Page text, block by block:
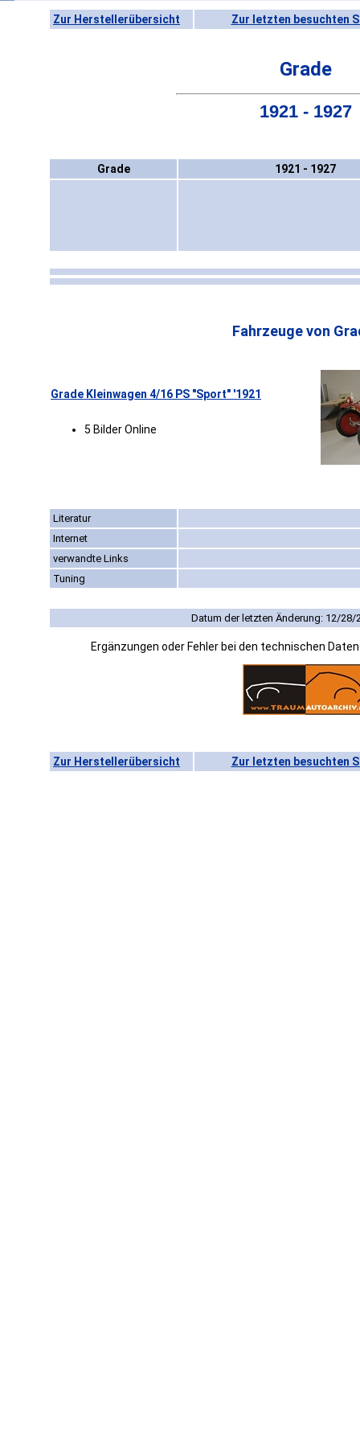
Zur Herstellerübersicht Zur letzten besuchten
Grade
1921 - 1927
Grade 1921 - 1927
Fahrzeuge von
Grade Kleinwagen 4/16 PS "Sport" '1921
5 Bilder Online
Literatur
Internet
verwandte Links
Tuning
Datum der letzten Änderung: 12/28/
Ergänzungen oder Fehler bei den technischen
Zur Herstellerübersicht Zur letzten besuchten